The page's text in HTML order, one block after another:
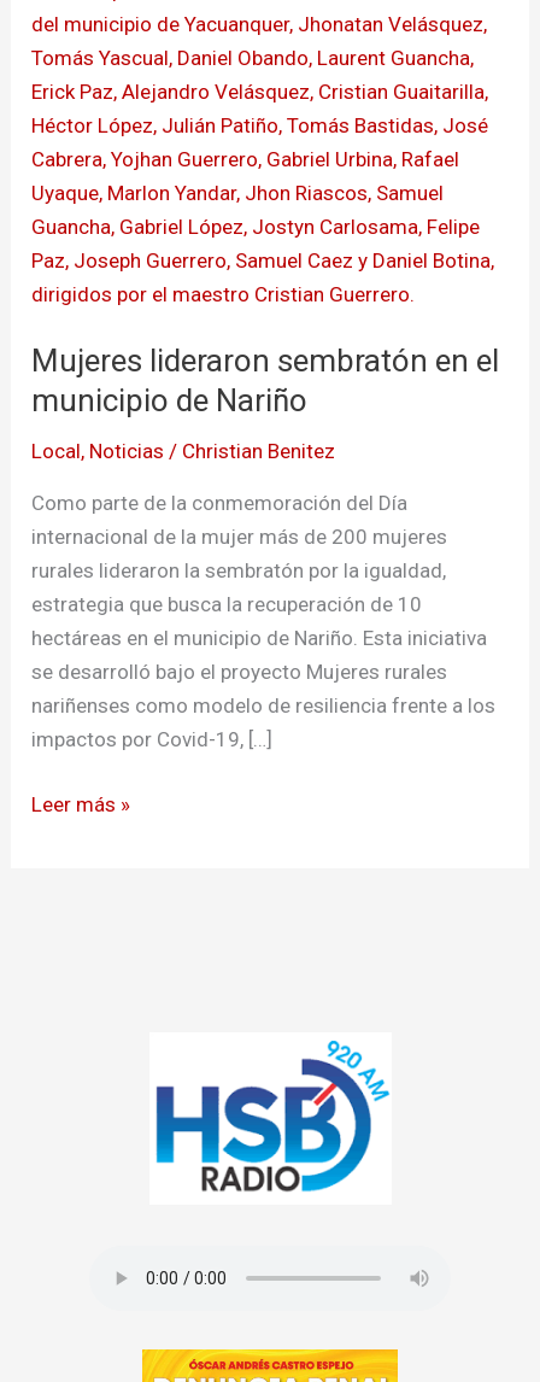
Mujeres lideraron sembratón en el
municipio de Nariño
Local, Noticias / Christian Benitez
Como parte de la conmemoración del Día
internacional de la mujer más de 200 mujeres
rurales lideraron la sembratón por la igualdad,
estrategia que busca la recuperación de 10
hectáreas en el municipio de Nariño. Esta iniciativa
se desarrolló bajo el proyecto Mujeres rurales
nariñenses como modelo de resiliencia frente a los
impactos por Covid-19, […]
lideraron
sembratón
en
el
municipio
de
Nariño
Leer más »